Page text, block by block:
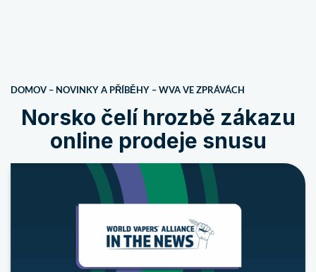
DOMOV – NOVINKY A PŘÍBĚHY –WVA VE ZPRÁVÁCH
Norsko čelí hrozbě zákazu
online prodeje snusu